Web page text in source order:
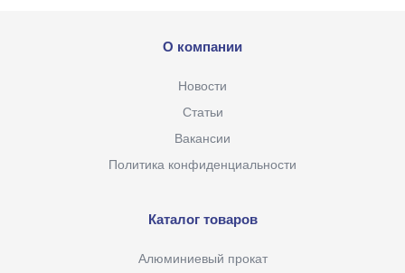
О компании
Новости
Статьи
Вакансии
Политика конфиденциальности
Каталог товаров
Алюминиевый прокат